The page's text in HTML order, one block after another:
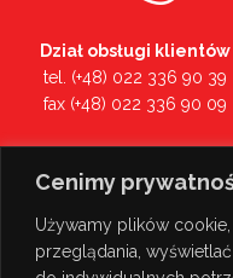
Cenimy
Używamy plików
przeglądania,
Dział obsługi klientów
tel. (+48) 022 336 90 39
fax (+48) 022 336 90 09
tel. (+48) 022 336 90 00